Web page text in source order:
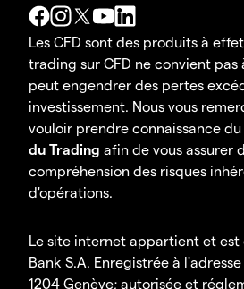
Les CFD sont des produits à
trading sur CFD ne convient pas
peut engendrer des pertes
investissement. Nous vous
vouloir prendre connaissance
du Trading afin de vous assurer
compréhension des risques
d'opérations.
Le site internet appartient et est
Bank S.A. Enregistrée à l'adresse
1204 Genève; autorisée et